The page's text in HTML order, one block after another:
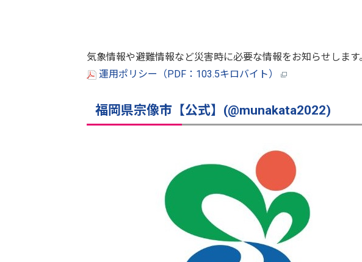
気象情報や避難情報など災害時に必要な情報をお知らせします
運用ポリシー（PDF：103.5キロバイト）
福岡県宗像市【公式】(@munakata2022)